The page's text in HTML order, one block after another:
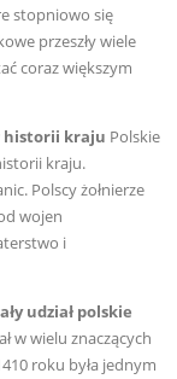
stopniowo się
przeszły wiele
coraz większym
historii kraju Polskie
kraju.
Polscy żołnierze
wojen
i
udział polskie
w wielu znaczących
roku była jednym